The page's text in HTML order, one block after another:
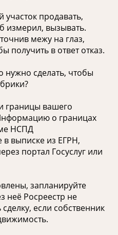
продавать,
измерил, вызывать.
межу на глаз,
получить в ответ отказ.
нужно сделать, чтобы
границы вашего
о границах
НСПД
выписке из ЕГРН,
портал Госуслуг или
запланируйте
неё Росреестр не
если собственник